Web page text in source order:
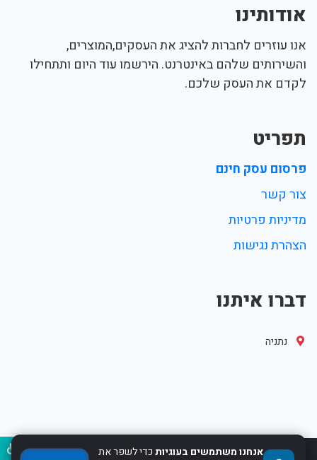
אודותינו
אנו עוזרים לחברות להציג את העסקים,המוצרים,
והשירותים שלהם באינטרנט. הירשמו עוד היום ותתחילו
לקדם את העסק שלכם.
תפריט
פרסום עסק חינם
צור קשר
מדיניות פרטיות
הצהרת נגישות
דברו איתנו
נתניה
אנחנו משתמשים בעוגיותכדי לשפר את